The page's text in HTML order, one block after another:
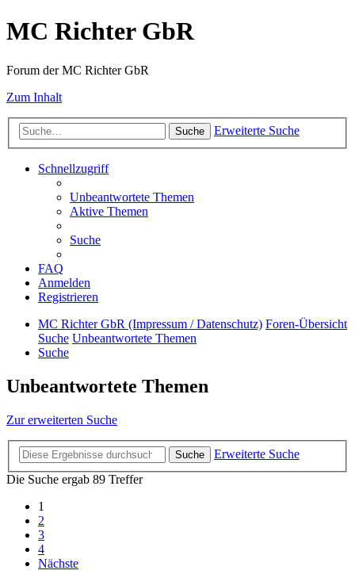
MC Richter GbR
Forum der MC Richter GbR
Zum Inhalt
Suche Erweiterte Suche
Schnellzugriff
Unbeantwortete Themen
Aktive Themen
Suche
FAQ
Anmelden
Registrieren
MC Richter GbR (Impressum / Datenschutz) Foren-Übersicht
Suche Unbeantwortete Themen
Suche
Unbeantwortete Themen
Zur erweiterten Suche
Suche
Erweiterte Suche
Die Suche ergab 89 Treffer
1
2
3
4
Nächste